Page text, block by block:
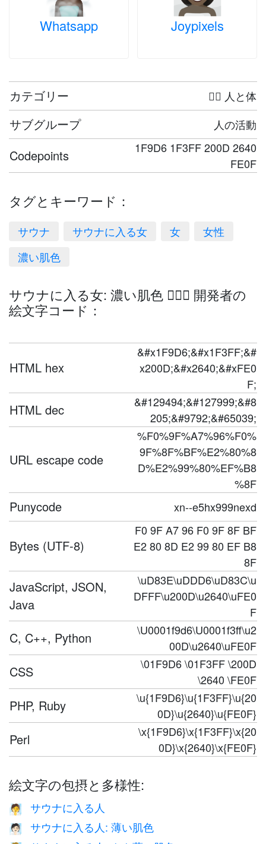
Whatsapp Joypixels
カテゴリー 🤦‍♀️ 人と体
サブグループ 人の活動
Codepoints
1F9D6 1F3FF 200D 2640
FE0F
タグとキーワード：
サウナ サウナに入る女 女
女性
濃い肌色
サウナに入る女: 濃い肌色 🧖🏿‍♀️ 開発者の
絵文字コード：
HTML hex
&#x1F9D6;&#x1F3FF;&#
x200D;&#x2640;&#xFE0
F;
HTML dec
&#129494;&#127999;&#8
205;&#9792;&#65039;
URL escape code
%F0%9F%A7%96%F0%
9F%8F%BF%E2%80%8
D%E2%99%80%EF%B8
%8F
Punycode xn--e5hx999nexd
Bytes (UTF-8)
F0 9F A7 96 F0 9F 8F BF
E2 80 8D E2 99 80 EF B8
8F
JavaScript, JSON,
Java
\uD83E\uDDD6\uD83C\u
DFFF\u200D\u2640\uFE0
F
C, C++, Python
\U0001f9d6\U0001f3ff\u2
00D\u2640\uFE0F
CSS
\01F9D6 \01F3FF \200D
\2640 \FE0F
PHP, Ruby
\u{1F9D6}\u{1F3FF}\u{20
0D}\u{2640}\u{FE0F}
Perl
\x{1F9D6}\x{1F3FF}\x{20
0D}\x{2640}\x{FE0F}
絵文字の包摂と多様性:
🧖 サウナに入る人
🧖🏻 サウナに入る人: 薄い肌色